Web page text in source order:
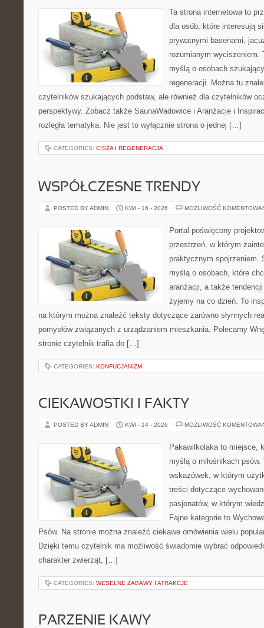
Ta strona internetowa to
dla osób, które interesują
prywatnymi basenami,
rozumianym wyciszeniem.
myślą o osobach
regeneracji. Można tu
czytelników szukających podstaw, ale również dla czytelników
perspektywy. Zobacz także SaunaWadowice i Aranżacje i
rozległa tematyka. Nie jest to wyłącznie strona o jednej […]
CATEGORIES: CISZA I REGENERACJA
WSPÓŁCZESNE TRENDY
POSTED BY ADMIN KWI - 16 - 2026 MOŻLIWOŚĆ
Portal poświęcony
przestrzeń, w którym
praktycznym spojrzeniem.
myślą o osobach, które
aranżacji, a także
żyjemy na co dzień. To
na którym można znaleźć teksty dotyczące zarówno słynnych
pomysłów związanych z urządzaniem mieszkania. Polecamy
stronie czytelnik trafia do […]
CATEGORIES: KONFUCJANIZM
CIEKAWOSTKI I FAKTY
POSTED BY ADMIN KWI - 14 - 2026 MOŻLIWOŚĆ
Pakawilkolaka to miejsce,
myślą o miłośnikach
wskazówek, w którym
treści dotyczące
pasjonatów, w którym
Fajne kategorie to
Psów. Na stronie można znaleźć ciekawe omówienia wielu
Dzięki temu czytelnik ma możliwość świadomie wybrać
charakter zwierząt, […]
CATEGORIES: WESELNE ZABAWY I ATRAKCJE
PARZENIE KAWY